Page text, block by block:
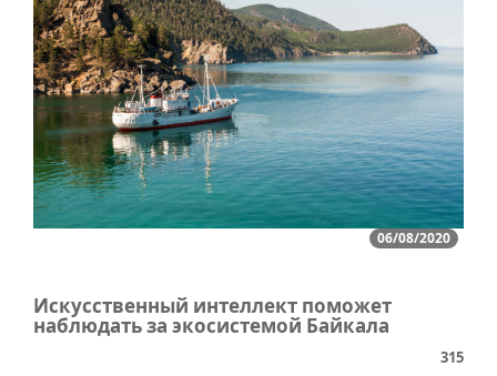
06/08/2020
Искусственный интеллект поможет
наблюдать за экосистемой Байкала
315